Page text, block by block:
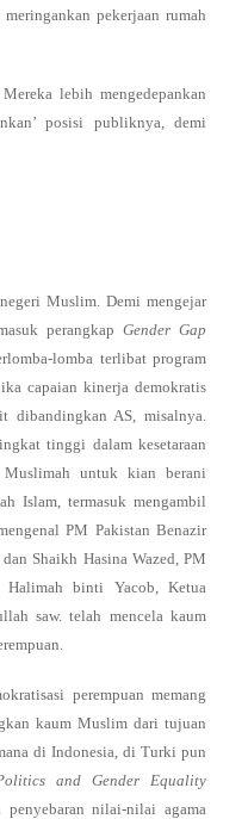
pekerjaan rumah
lebih mengedepankan
posisi publiknya, demi
Muslim. Demi mengejar
perangkapGender Gap
lomba terlibat program
capaian kinerja demokratis
dibandingkan AS, misalnya.
tinggi dalam kesetaraan
untuk kian berani
Islam, termasuk mengambil
PM Pakistan Benazir
Shaikh Hasina Wazed, PM
binti Yacob, Ketua
saw. telah mencela kaum
perempuan memang
kaum Muslim dari tujuan
di Indonesia, di Turki pun
and Gender Equality
penyebaran nilai-nilai agama